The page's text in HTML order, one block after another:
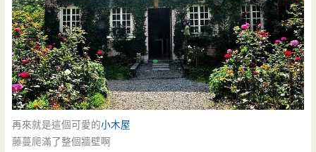
再來就是這個可愛的小木屋
藤蔓爬滿了整個牆壁啊